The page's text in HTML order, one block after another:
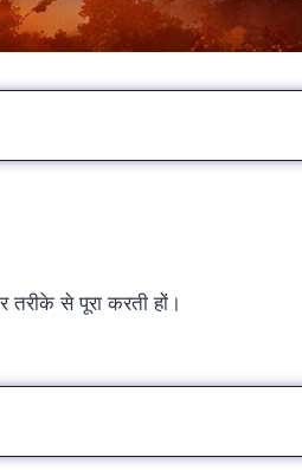
से पूरा करती हों।